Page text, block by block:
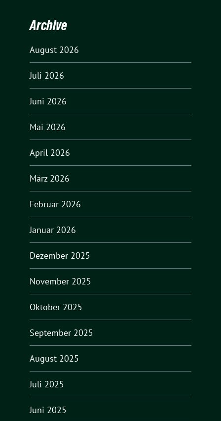
Archive
August 2026
Juli 2026
Juni 2026
Mai 2026
April 2026
März 2026
Februar 2026
Januar 2026
Dezember 2025
November 2025
Oktober 2025
September 2025
August 2025
Juli 2025
Juni 2025